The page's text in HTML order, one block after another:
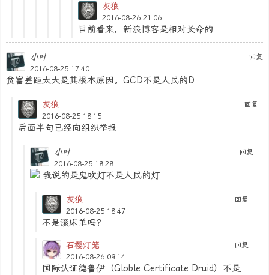
灰狼
2016-08-26 21:06
目前看来，新浪博客是相对长命的
回复
小叶
2016-08-25 17:40
贫富差距太大是其根本原因。GCD不是人民的D
回复
灰狼
2016-08-25 18:15
后面半句已经向组织举报
回复
小叶
2016-08-25 18:28
我说的是鬼吹灯不是人民的灯
回复
灰狼
2016-08-25 18:47
不是滚床单吗？
回复
石樱灯笼
2016-08-26 09:14
国际认证德鲁伊（Globle Certificate Druid）不是